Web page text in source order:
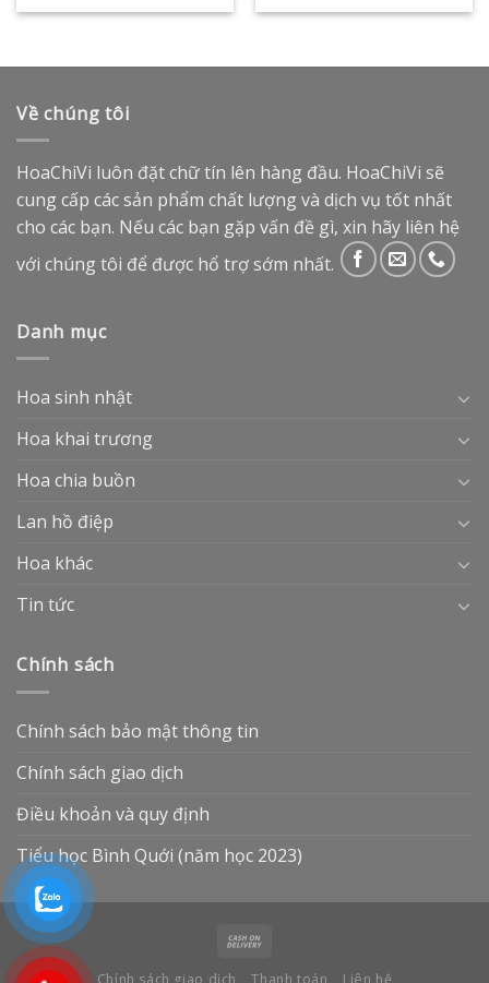
Về chúng tôi
HoaChiVi luôn đặt chữ tín lên hàng đầu. HoaChiVi sẽ
cung cấp các sản phẩm chất lượng và dịch vụ tốt nhất
cho các bạn. Nếu các bạn gặp vấn đề gì, xin hãy liên hệ
với chúng tôi để được hổ trợ sớm nhất.
Danh mục
Hoa sinh nhật
Hoa khai trương
Hoa chia buồn
Lan hồ điệp
Hoa khác
Tin tức
Chính sách
Chính sách bảo mật thông tin
Chính sách giao dịch
Điều khoản và quy định
Tiểu học Bình Quới (năm học 2023)
Chính sách giao dịch Thanh toán Liên hệ